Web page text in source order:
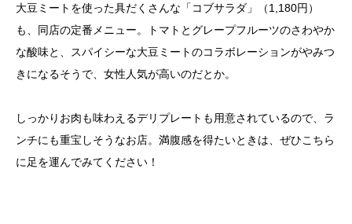
大豆ミートを使った具だくさんな「コブサラダ」（1,180円）
も、同店の定番メニュー。トマトとグレープフルーツのさわやか
な酸味と、スパイシーな大豆ミートのコラボレーションがやみつ
きになるそうで、女性人気が高いのだとか。
しっかりお肉も味わえるデリプレートも用意されているので、ラ
ンチにも重宝しそうなお店。満腹感を得たいときは、ぜひこちら
に足を運んでみてください！